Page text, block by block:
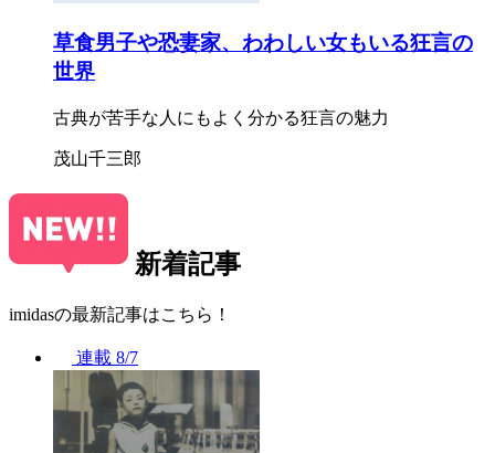
草食男子や恐妻家、わわしい女もいる狂言の
世界
古典が苦手な人にもよく分かる狂言の魅力
茂山千三郎
新着記事
imidasの最新記事はこちら！
連載 8/7